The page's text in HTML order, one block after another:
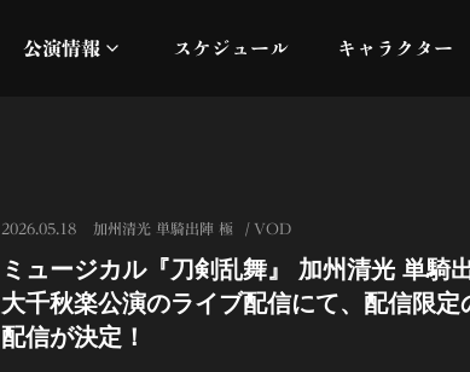
公演情報
これまでの公演
配信
スケジュール キャラクター
2026.05.18 加州清光 単騎出陣 極 VOD
ミュージカル『刀剣乱舞』 加州清光 単騎
大千秋楽公演のライブ配信にて、配信限
配信が決定！